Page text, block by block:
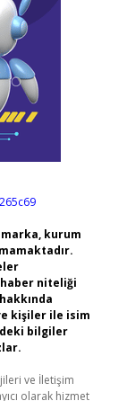
kurum
niteliği
kişiler ile isim
bilgiler
ve İletişim
olarak hizmet